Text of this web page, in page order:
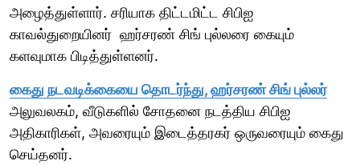
அழைத்துள்ளார். சரியாக திட்டமிட்ட சிபிஐ
காவல்துறையினர் ஹர்சரண் சிங் புல்லரை கையும்
களவுமாக பிடித்துள்ளனர்.
கைது நடவடிக்கையை தொடர்ந்து, ஹர்சரண் சிங் புல்லர்
அலுவலகம், வீடுகளில் சோதனை நடத்திய சிபிஐ
அதிகாரிகள், அவரையும் இடைத்தரகர் ஒருவரையும் கைது
செய்தனர்.